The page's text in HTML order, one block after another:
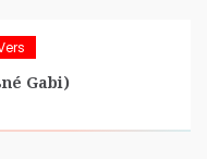
Gabi)